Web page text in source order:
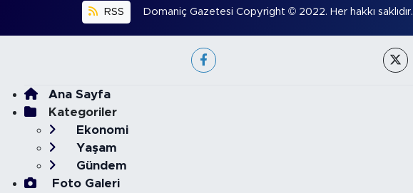
RSS Domaniç Gazetesi Copyright © 2022. Her hakkı saklıdır.
Ana Sayfa
Kategoriler
Ekonomi
Yaşam
Gündem
Foto Galeri